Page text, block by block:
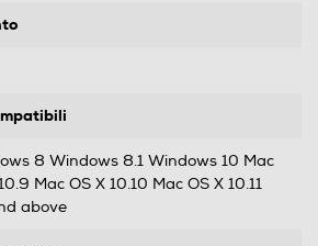
8 Windows 8.1 Windows 10 Mac
Mac OS X 10.10 Mac OS X 10.11
above